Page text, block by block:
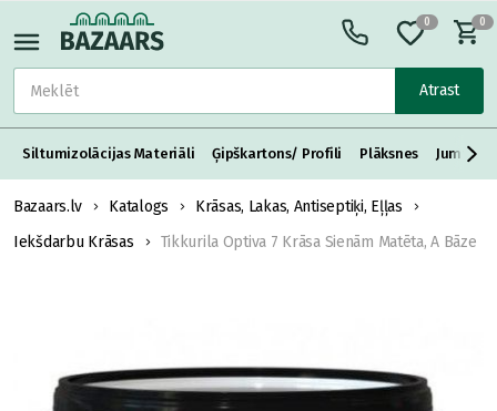
Atrast
0 0
Siltumizolācijas Materiāli Ģipškartons/ Profili Plāksnes Jumta
Bazaars.lv Katalogs
Krāsas, Lakas, Antiseptiķi, Eļļas
Iekšdarbu Krāsas
Tikkurila Optiva 7 Krāsa Sienām Matēta, A Bāze